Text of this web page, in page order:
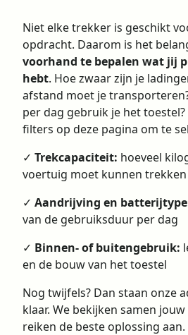
Niet elke trekker is geschikt
opdracht. Daarom is het
voorhand te bepalen wat jij
hebt. Hoe zwaar zijn je
afstand moet je
per dag gebruik je het
filters op deze pagina om te
✓ Trekcapaciteit: hoeveel
voertuig moet kunnen trekken
✓ Aandrijving en
van de gebruiksduur per dag
✓ Binnen- of buitengebruik:
en de bouw van het toestel
Nog twijfels? Dan staan onze
klaar. We bekijken samen
reiken de beste oplossing aan.